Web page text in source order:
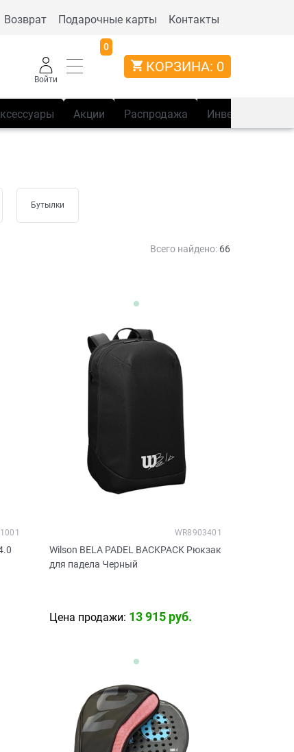
Возврат Подарочные карты Контакты
Войти
0
КОРЗИНА: 0
Акции Распродажа Инвентарь
Бутылки
Всего найдено: 66
Wilson BELA PADEL BACKPACK Рюкзак
для падела Черный
WR8903401
Цена продажи: 13 915 руб.